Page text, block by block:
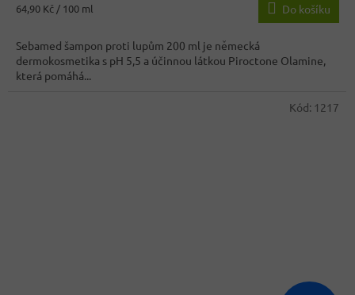
3,8
5
hvězdiček.
Měrná
64,90 Kč / 100 ml Do košíku
Sebamed šampon proti lupům 200 ml je německá
dermokosmetika s pH 5,5 a účinnou látkou Piroctone Olamine,
která pomáhá...
Kód: 1217